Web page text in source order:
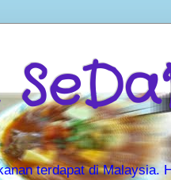
terdapat di Malaysia.